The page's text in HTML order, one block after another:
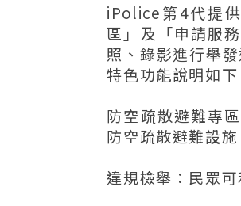
iPolice第4代提
區」及「申請服
照、錄影進行舉
特色功能說明如下
防空疏散避難專
防空疏散避難設施
違規檢舉：民眾